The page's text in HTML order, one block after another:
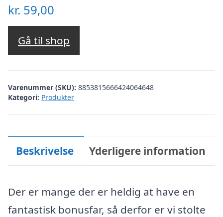
kr. 59,00
Gå til shop
Varenummer (SKU): 8853815666424064648
Kategori: Produkter
Beskrivelse Yderligere information
Der er mange der er heldig at have en
fantastisk bonusfar, så derfor er vi stolte